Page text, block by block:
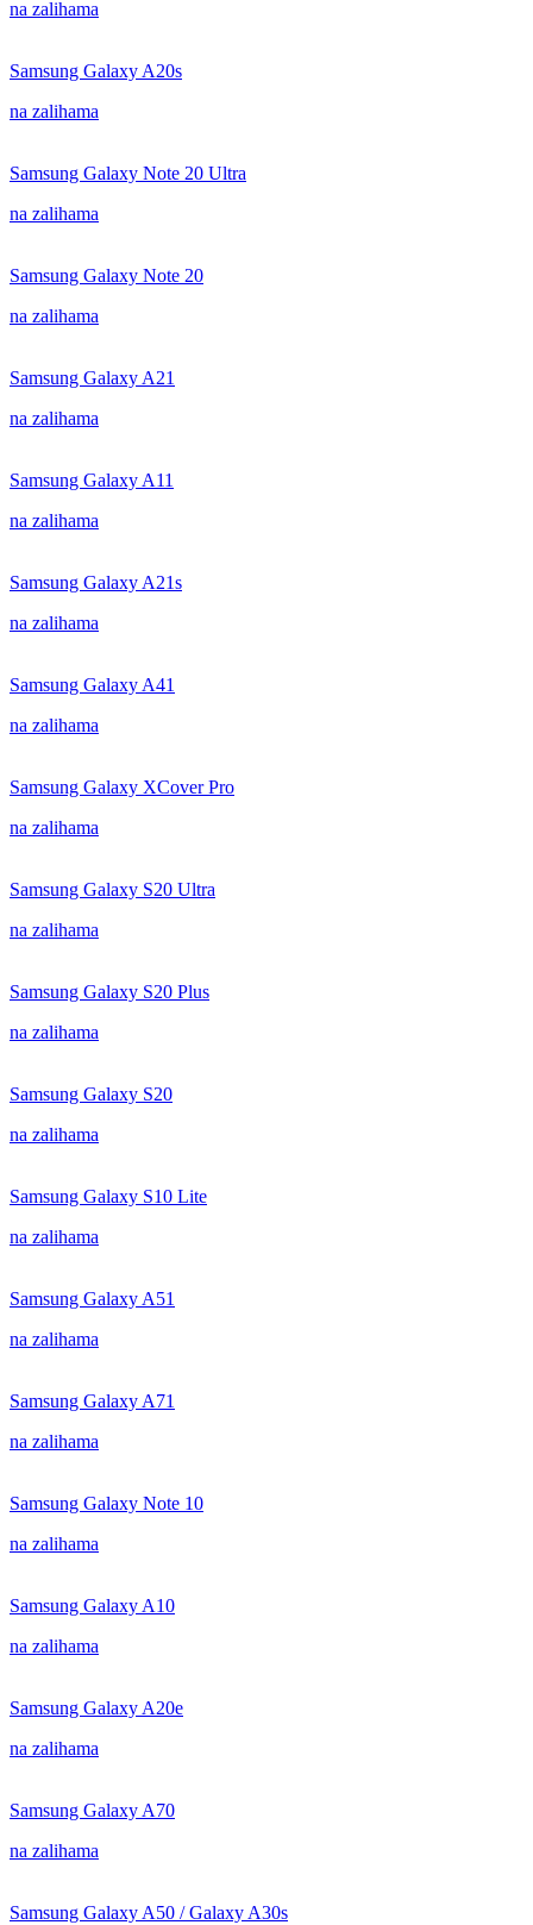
na zalihama
Samsung Galaxy A20s
na zalihama
Samsung Galaxy Note 20 Ultra
na zalihama
Samsung Galaxy Note 20
na zalihama
Samsung Galaxy A21
na zalihama
Samsung Galaxy A11
na zalihama
Samsung Galaxy A21s
na zalihama
Samsung Galaxy A41
na zalihama
Samsung Galaxy XCover Pro
na zalihama
Samsung Galaxy S20 Ultra
na zalihama
Samsung Galaxy S20 Plus
na zalihama
Samsung Galaxy S20
na zalihama
Samsung Galaxy S10 Lite
na zalihama
Samsung Galaxy A51
na zalihama
Samsung Galaxy A71
na zalihama
Samsung Galaxy Note 10
na zalihama
Samsung Galaxy A10
na zalihama
Samsung Galaxy A20e
na zalihama
Samsung Galaxy A70
na zalihama
Samsung Galaxy A50 / Galaxy A30s